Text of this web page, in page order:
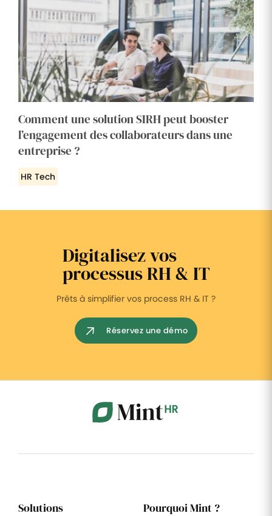
Comment une solution SIRH peut booster
l’engagement des collaborateurs dans une
entreprise ?
HR Tech
Digitalisez vos
processus RH & IT
Prêts à simplifier vos process RH & IT ?
Réservez une démo
Solutions Pourquoi Mint ?